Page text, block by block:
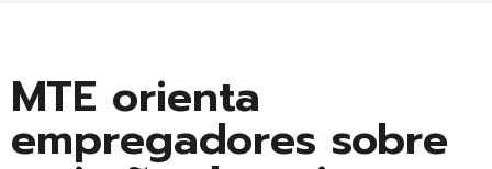
MTE orienta
empregadores sobre